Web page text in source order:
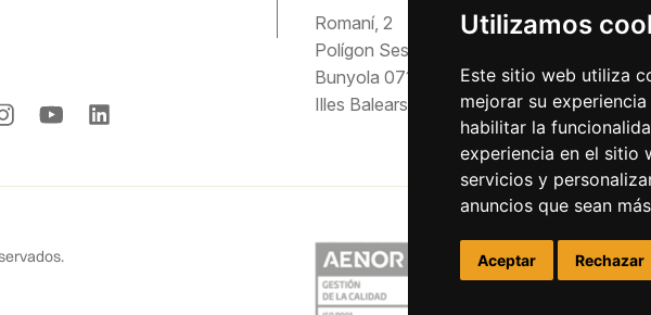
Utilizamos
Este sitio web utiliza
mejorar su
habilitar la
experiencia en el sitio
servicios y
anuncios que sean
Aceptar Rechazar
Romaní, 2
Polígon Ses Veles
Bunyola 07193
Illes Balears
Canal ético
Preguntas
Descargas